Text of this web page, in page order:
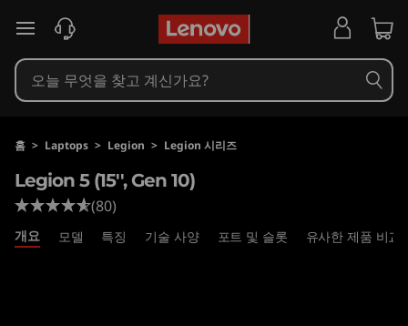
e
n
o
v
o
L
주요 콘텐츠로 건너뛰기
홈 > Laptops > Legion > Legion 시리즈
Legion 5 (15'', Gen 10)
(80)
개요 모델 특징 기술 사양 포트 및 슬롯 유사한 제품 비교